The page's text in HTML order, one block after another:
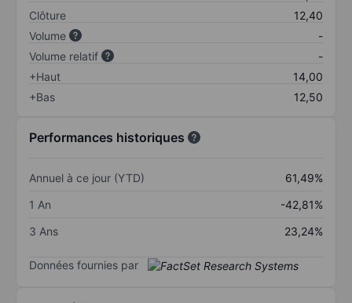
Clôture
12,40
Volume
-
Volume relatif
-
+Haut
14,00
+Bas
12,50
Performances historiques
Annuel à ce jour (YTD)
61,49%
1 An
-42,81%
3 Ans
23,24%
Données fournies par